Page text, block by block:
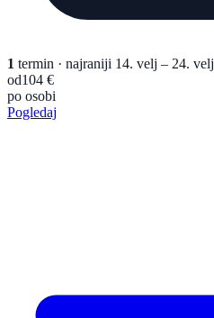
1 termin · najraniji 14. velj – 24. velj
od104 €
po osobi
Pogledaj